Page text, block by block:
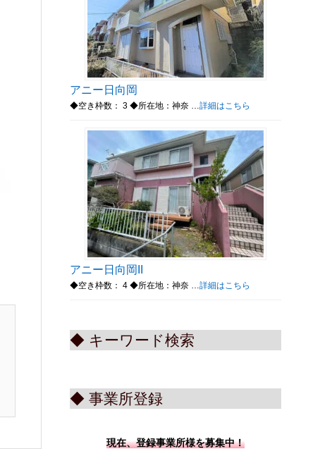
アニー日向岡
◆空き枠数： 3 ◆所在地：神奈 … 詳細はこちら
アニー日向岡II
◆空き枠数： 4 ◆所在地：神奈 … 詳細はこちら
◆ キーワード検索
◆ 事業所登録
現在、登録事業所様を募集中！